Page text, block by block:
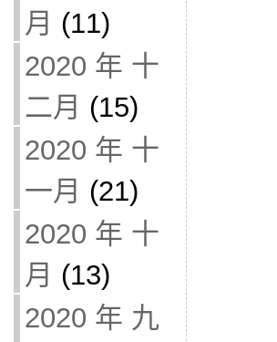
月 (11)
2020 年 十
二月 (15)
2020 年 十
一月 (21)
2020 年 十
月 (13)
2020 年 九